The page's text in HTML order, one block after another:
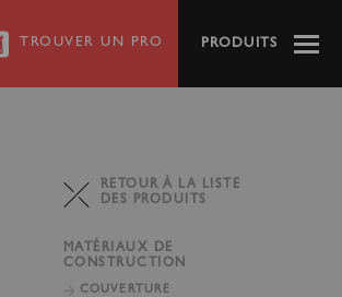
TROUVER UN PRO PRODUITS
RETOUR À LA LISTE
DES PRODUITS
MATÉRIAUX DE
CONSTRUCTION
COUVERTURE